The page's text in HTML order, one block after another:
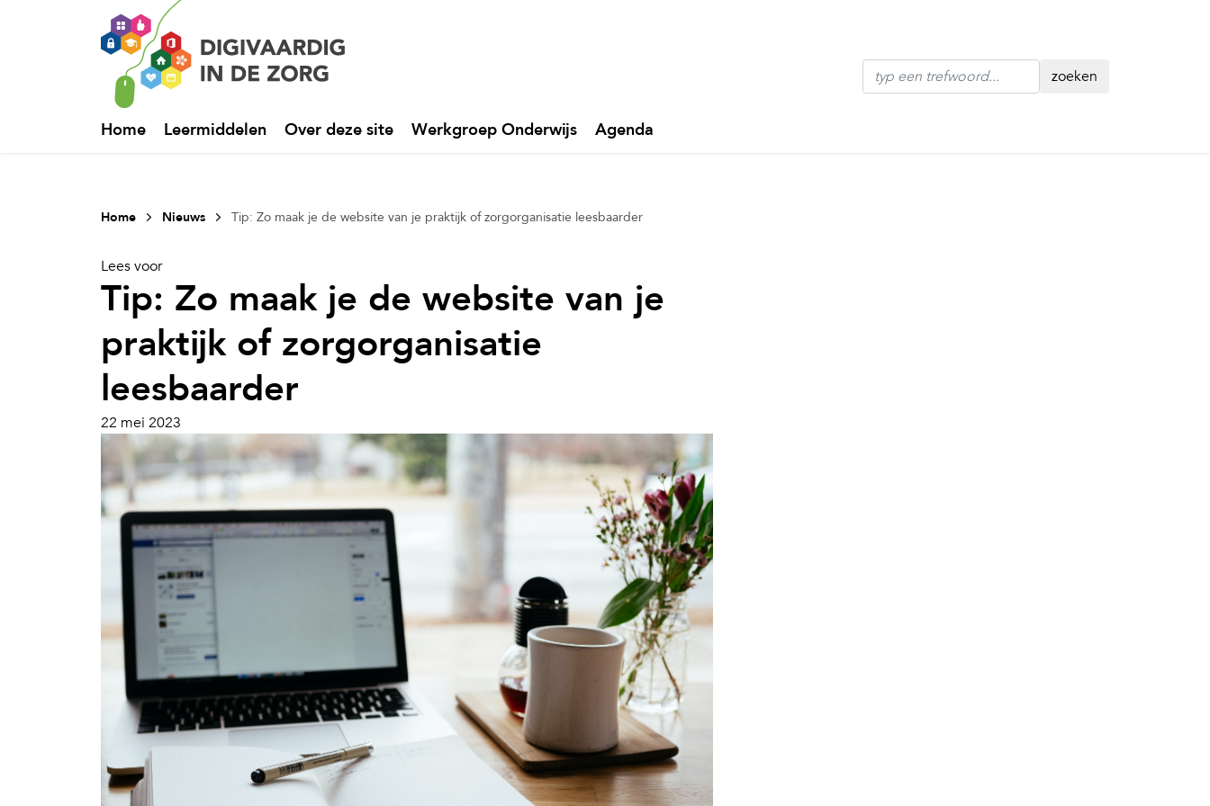
zoeken
Home Leermiddelen Over deze site Werkgroep Onderwijs Agenda
Home Nieuws Tip: Zo maak je de website van je praktijk of zorgorganisatie leesbaarder
Lees voor
Tip: Zo maak je de website van je
praktijk of zorgorganisatie
leesbaarder
22 mei 2023